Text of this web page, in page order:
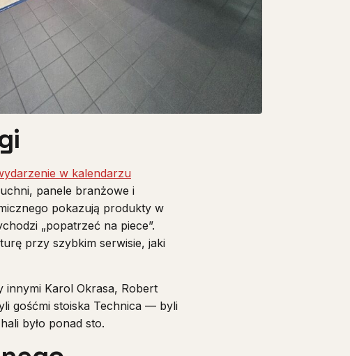
w kalendarzu
panele branżowe i
pokazują produkty w
„popatrzeć na piece”.
przy szybkim serwisie, jaki
innymi Karol Okrasa, Robert
gośćmi stoiska Technica — byli
było ponad sto.